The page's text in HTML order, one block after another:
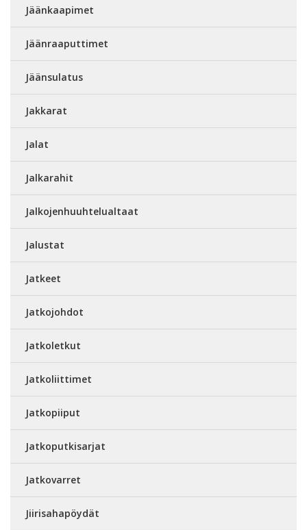
Jäänkaapimet
Jäänraaputtimet
Jäänsulatus
Jakkarat
Jalat
Jalkarahit
Jalkojenhuuhtelualtaat
Jalustat
Jatkeet
Jatkojohdot
Jatkoletkut
Jatkoliittimet
Jatkopiiput
Jatkoputkisarjat
Jatkovarret
Jiirisahapöydät